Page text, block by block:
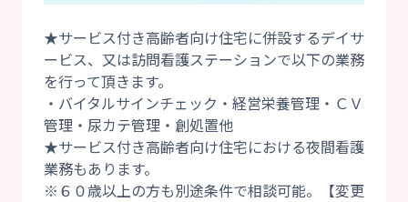
★サービス付き高齢者向け住宅に併設するデイサ
ービス、又は訪問看護ステーションで以下の業務
を行って頂きます。
・バイタルサインチェック・経営栄養管理・ＣＶ
管理・尿カテ管理・創処置他
★サービス付き高齢者向け住宅における夜間看護
業務もあります。
※６０歳以上の方も別途条件で相談可能。【変更